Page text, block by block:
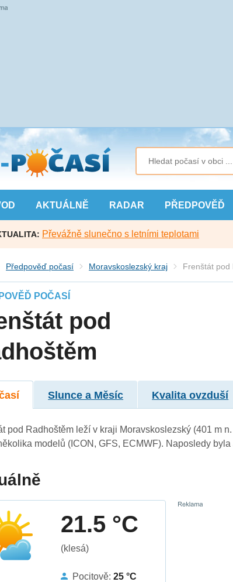
AKTUÁLNĚ RADAR PŘEDPOVĚĎ
Převážně slunečno s letními teplotami
Předpověď počasí Moravskoslezský kraj Frenštát pod
POČASÍ
pod
Slunce a Měsíc Kvalita ovzduší
pod Radhoštěm leží v kraji Moravskoslezský (401 m
modelů (ICON, GFS, ECMWF). Naposledy
21.5 °C
(klesá)
Pocitově:25 °C